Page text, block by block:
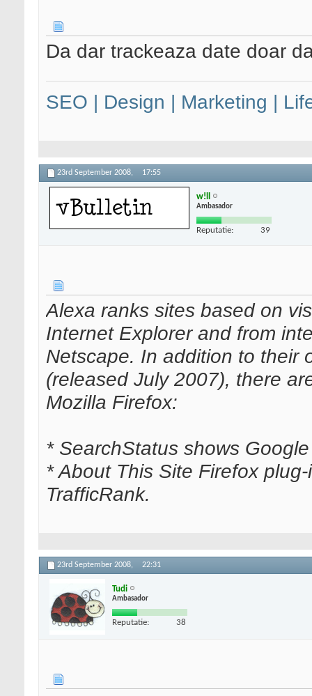
Da dar trackeaza date doar
SEO | Design | Marketing |
23rd September 2008, 17:55
w!ll
Ambasador
Reputatie: 39
Alexa ranks sites based on
Internet Explorer and from
Netscape. In addition to their
(released July 2007), there
Mozilla Firefox:
* SearchStatus shows
* About This Site Firefox
TrafficRank.
23rd September 2008, 22:31
Tudi
Ambasador
Reputatie: 38